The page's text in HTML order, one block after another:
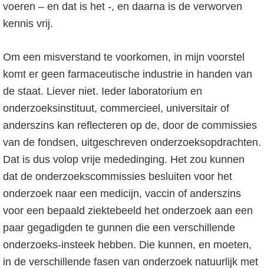
voeren – en dat is het -, en daarna is de verworven
kennis vrij.
Om een misverstand te voorkomen, in mijn voorstel
komt er geen farmaceutische industrie in handen van
de staat. Liever niet. Ieder laboratorium en
onderzoeksinstituut, commercieel, universitair of
anderszins kan reflecteren op de, door de commissies
van de fondsen, uitgeschreven onderzoeksopdrachten.
Dat is dus volop vrije mededinging. Het zou kunnen
dat de onderzoekscommissies besluiten voor het
onderzoek naar een medicijn, vaccin of anderszins
voor een bepaald ziektebeeld het onderzoek aan een
paar gegadigden te gunnen die een verschillende
onderzoeks-insteek hebben. Die kunnen, en moeten,
in de verschillende fasen van onderzoek natuurlijk met